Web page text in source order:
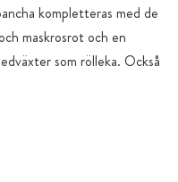
kompletteras med de
maskrosrot och en
som rölleka. Också